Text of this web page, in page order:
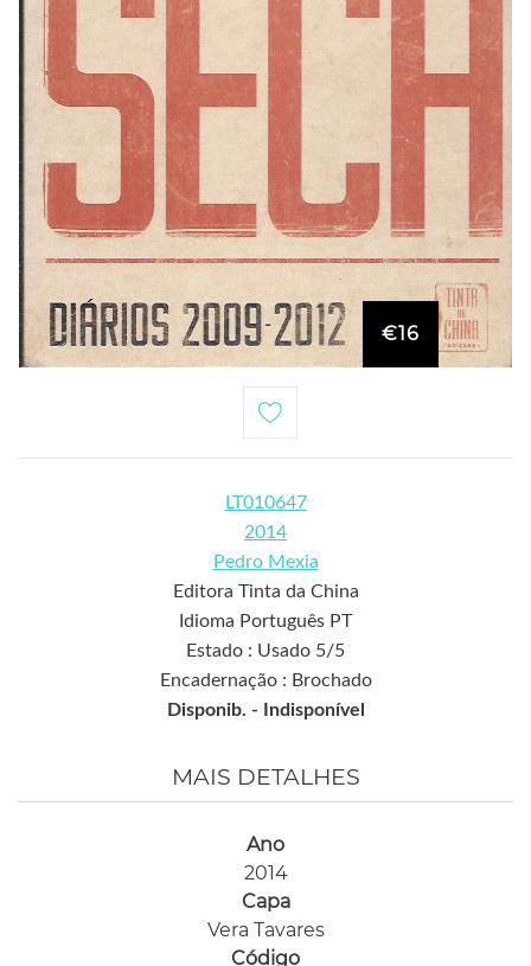
€16
LT010647
2014
Pedro Mexia
Editora Tinta da China
Idioma Português PT
Estado : Usado 5/5
Encadernação : Brochado
Disponib. -
Indisponível
MAIS DETALHES
Ano
2014
Capa
Vera Tavares
Código